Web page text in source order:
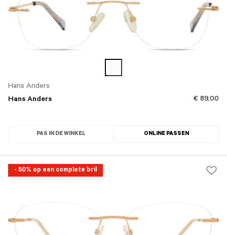
Hans Anders
Hans Anders
€ 89,00
PAS IN DE WINKEL ONLINE PASSEN
- 50% op een complete bril